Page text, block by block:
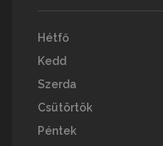
Hétfő
Kedd
Szerda
Csütörtök
Péntek